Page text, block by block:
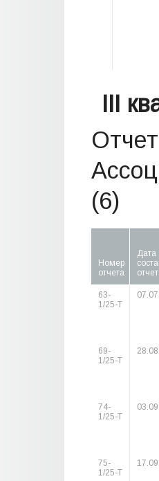
III
(6)
Номер
отчета
Дата
63-
1/25-Т
69-
1/25-Т
74-
1/25-Т
75-
1/25-Т